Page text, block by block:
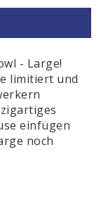
- Large!
limitiert und
einfügen
noch